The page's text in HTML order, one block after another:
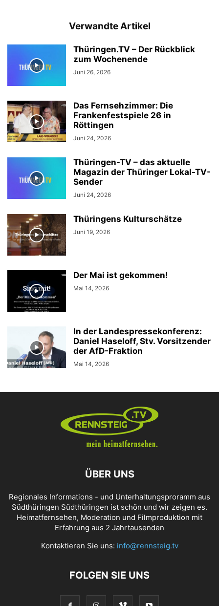
Verwandte Artikel
Thüringen.TV – Der Rückblick
zum Wochenende
Juni 26, 2026
Das Fernsehzimmer: Die
Frankenfestspiele 26 in
Röttingen
Juni 24, 2026
Thüringen-TV – das aktuelle
Magazin der Thüringer Lokal-TV-
Sender
Juni 24, 2026
Thüringens Kulturschätze
Juni 19, 2026
Der Mai ist gekommen!
Mai 14, 2026
In der Landespressekonferenz:
Daniel Haseloff, Stv. Vorsitzender
der AfD-Fraktion
Mai 14, 2026
ÜBER UNS
Regionales Informations - und Unterhaltungsproramm aus
Südthüringen Südthüringen ist schön und wir zeigen es.
Heimatfernsehen, Moderation und Filmproduktion mit
Erfahrung aus 2 Jahrtausenden
Kontaktieren Sie uns: info@rennsteig.tv
FOLGEN SIE UNS